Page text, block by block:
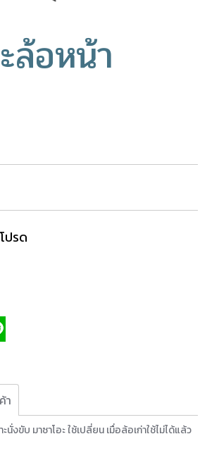
ล้อหน้า
ปรด
า
งขับ มาซาโอะ ใช้เปลี่ยน เมื่อล้อเก่าใช้ไม่ได้แล้ว